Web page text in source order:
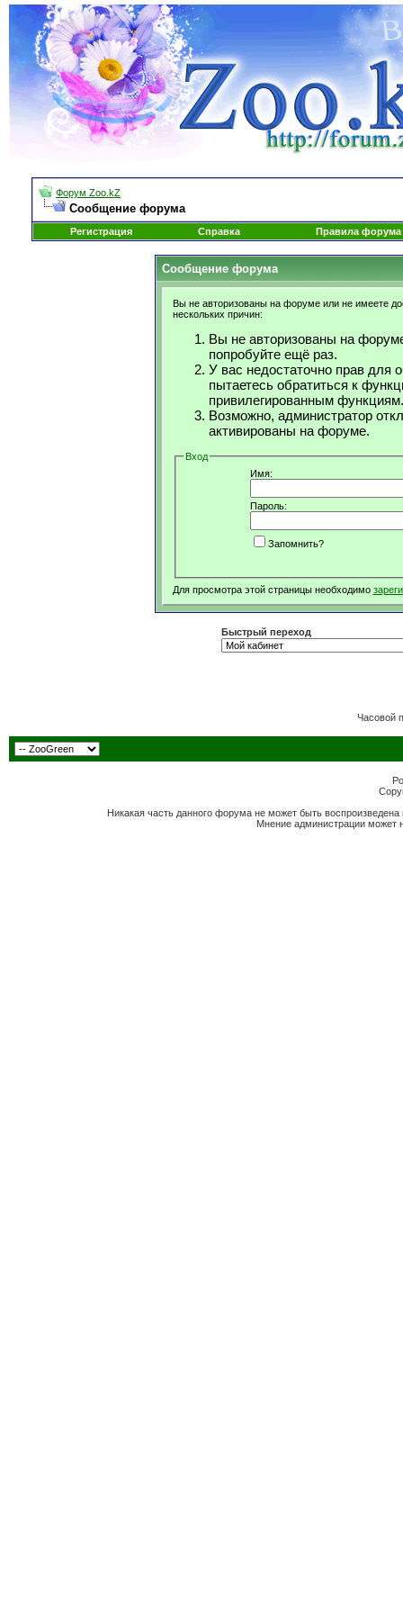
Форум Zoo.kZ
Сообщение форума
Регистрация Справка Правила форума
Сообщение форума
Вы не авторизованы на форуме или не имеете
нескольких причин:
Вы не авторизованы на
попробуйте ещё раз.
У вас недостаточно прав для
пытаетесь обратиться к
привилегированным функциям.
Возможно, администратор
активированы на форуме.
Вход
Имя:
Пароль:
Запомнить?
Для просмотра этой страницы необходимо
Быстрый переход
Часовой
Никакая часть данного форума не может быть
Мнение администрации может